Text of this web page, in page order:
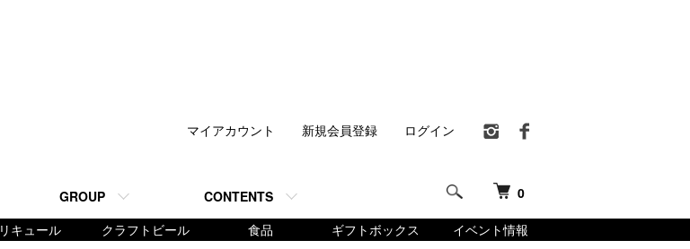
0
GROUP CONTENTS
マイアカウント 新規会員登録 ログイン
リキュール クラフトビール 食品 ギフトボックス イベント情報